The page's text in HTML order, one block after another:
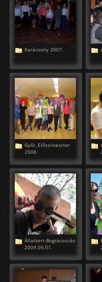
Karácsony 2007.
Győr, Előszilveszter
2008.
Állatkert-Bográcsozás
2009.05.01.